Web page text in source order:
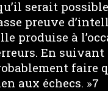
serait
preuve
produise à
En suivant
faire
aux échecs. »7